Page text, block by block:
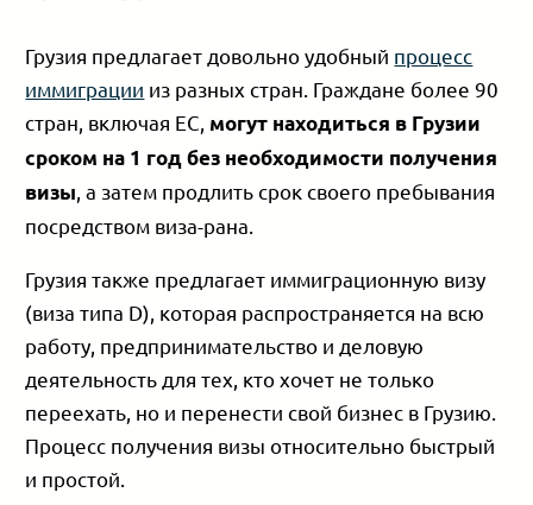
Грузия предлагает довольно удобный процесс
иммиграции из разных стран. Граждане более 90
стран, включая ЕС, могут находиться в Грузии
сроком на 1 год без необходимости получения
визы , а затем продлить срок своего пребывания
посредством виза-рана.
Грузия также предлагает иммиграционную визу
(виза типа D), которая распространяется на всю
работу, предпринимательство и деловую
деятельность для тех, кто хочет не только
переехать, но и перенести свой бизнес в Грузию.
Процесс получения визы относительно быстрый
и простой.